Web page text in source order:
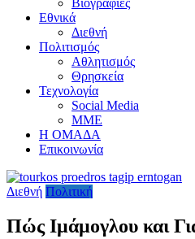
Βιογραφίες
Εθνικά
Διεθνή
Πολιτισμός
Αθλητισμός
Θρησκεία
Τεχνολογία
Social Media
ΜΜΕ
Η ΟΜΑΔΑ
Επικοινωνία
Διεθνή Πολιτική
Πώς Ιμάμογλου και